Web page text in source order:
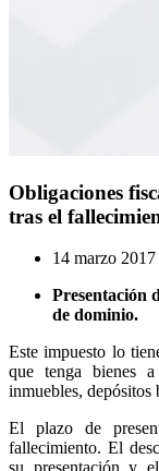
Obligaciones
tras el
14 marzo 2017
Presentación
de dominio.
Este impuesto lo
que tenga bienes
inmuebles, depósitos
El plazo de
fallecimiento. El